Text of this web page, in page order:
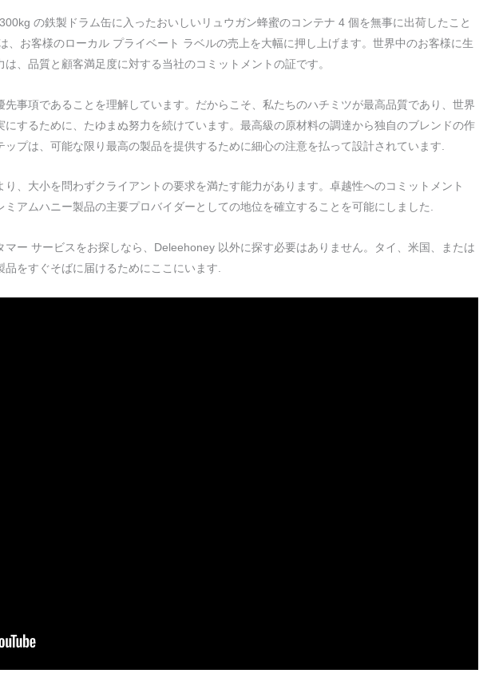
の鉄製ドラム缶に入ったおいしいリュウガン蜂蜜のコンテナ 4 個を無事に出荷したこと
、お客様のローカル プライベート ラベルの売上を大幅に押し上げます。世界中のお客様に生
、品質と顧客満足度に対する当社のコミットメントの証です。
事項であることを理解しています。だからこそ、私たちのハチミツが最高品質であり、世界
するために、たゆまぬ努力を続けています。最高級の原材料の調達から独自のブレンドの作
プは、可能な限り最高の製品を提供するために細心の注意を払って設計されています.
、大小を問わずクライアントの要求を満たす能力があります。卓越性へのコミットメント
アムハニー製品の主要プロバイダーとしての地位を確立することを可能にしました.
ー サービスをお探しなら、Deleehoney 以外に探す必要はありません。タイ、米国、または
をすぐそばに届けるためにここにいます.